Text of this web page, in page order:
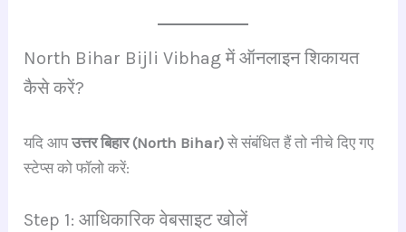
North Bihar Bijli Vibhag में ऑनलाइन शिकायत
कैसे करें?
यदि आपउत्तर बिहार (North Bihar) से संबंधित हैं तो नीचे दिए गए
स्टेप्स को फॉलो करें:
Step 1: आधिकारिक वेबसाइट खोलें